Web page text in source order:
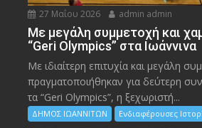
27 Μαΐου 2026 admin admin
Με μεγάλη συμμετοχή και
“Geri Olympics” στα Ιωάννινα
Με ιδιαίτερη επιτυχία και μεγάλη
πραγματοποιήθηκαν για δεύτερη
τα “Geri Olympics”, η ξεχωριστή...
ΔΗΜΟΣ ΙΩΑΝΝΙΤΩΝ Ενδιαφέρουσες